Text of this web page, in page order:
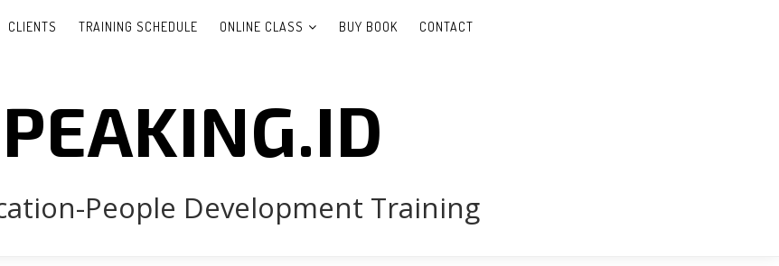
CLIENTS TRAINING SCHEDULE ONLINE CLASS BUY BOOK CONTACT
People Development Training